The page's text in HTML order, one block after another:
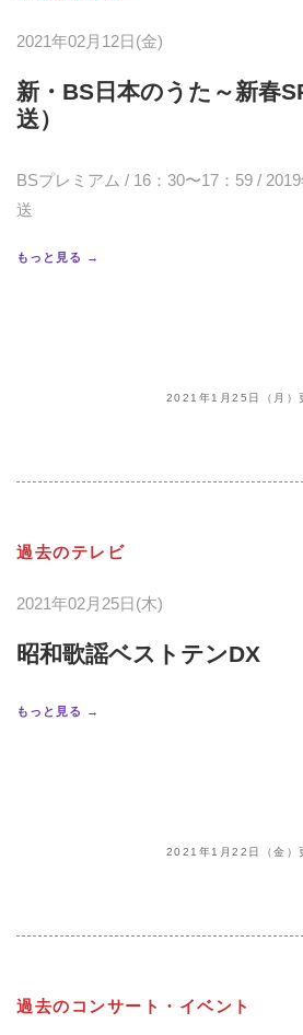
2021年02月12日(金)
新・BS日本のうた～新春
送）
BSプレミアム / 16：30〜17：59 /
送
もっと見る →
2021年1月25日（月）
過去のテレビ
2021年02月25日(木)
昭和歌謡ベストテンDX
もっと見る →
2021年1月22日（金）
過去のコンサート・イベント